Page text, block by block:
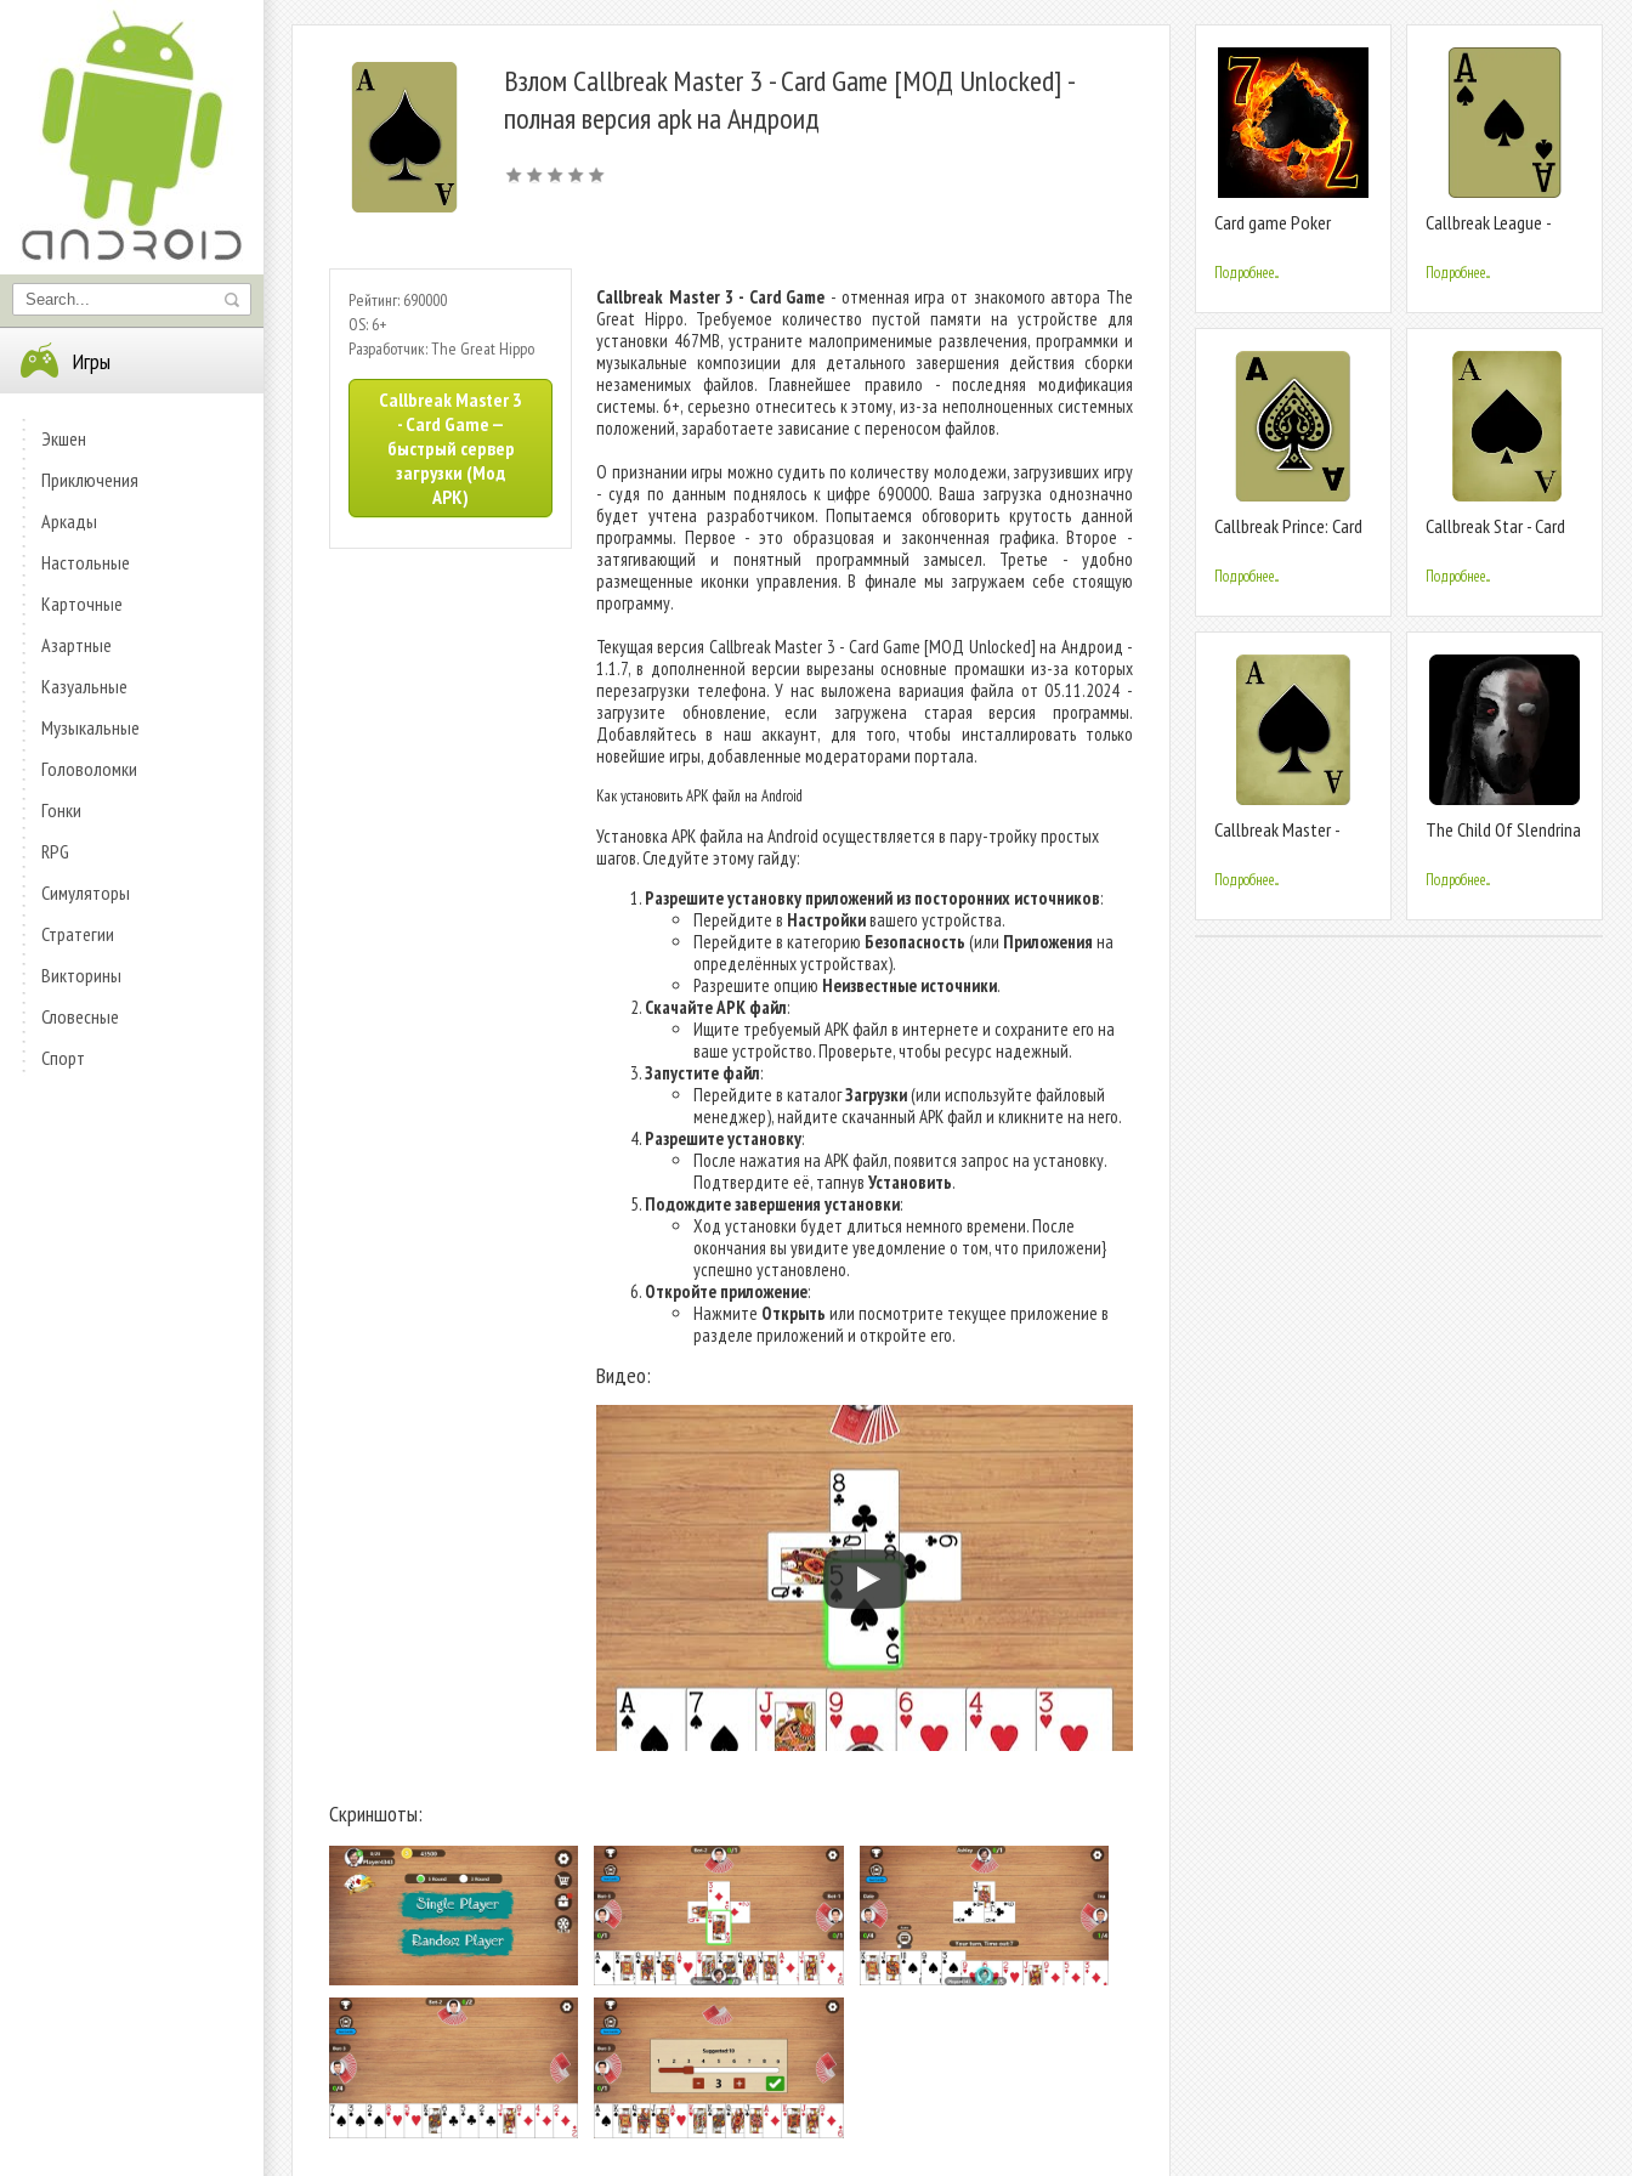
Игры
Экшен
Приключения
Аркады
Настольные
Карточные
Азартные
Казуальные
Музыкальные
Головоломки
Гонки
RPG
Симуляторы
Стратегии
Викторины
Словесные
Спорт
Взлом Callbreak Master 3 - Card Game [МОД Unlocked] -
полная версия apk на Андроид
Рейтинг: 690000
OS: 6+
Разработчик: The Great Hippo
Callbreak Master 3
- Card Game —
быстрый сервер
загрузки (Мод
APK)
Callbreak Master 3 - Card Game - отменная игра от знакомого автора The
Great Hippo. Требуемое количество пустой памяти на устройстве для
установки 467MB, устраните малоприменимые развлечения, программки и
музыкальные композиции для детального завершения действия сборки
незаменимых файлов. Главнейшее правило - последняя модификация
системы. 6+, серьезно отнеситесь к этому, из-за неполноценных системных
положений, заработаете зависание с переносом файлов.
О признании игры можно судить по количеству молодежи, загрузивших игру
- судя по данным поднялось к цифре 690000. Ваша загрузка однозначно
будет учтена разработчиком. Попытаемся обговорить крутость данной
программы. Первое - это образцовая и законченная графика. Второе -
затягивающий и понятный программный замысел. Третье - удобно
размещенные иконки управления. В финале мы загружаем себе стоящую
программу.
Текущая версия Callbreak Master 3 - Card Game [МОД Unlocked] на Андроид -
1.1.7, в дополненной версии вырезаны основные промашки из-за которых
перезагрузки телефона. У нас выложена вариация файла от 05.11.2024 -
загрузите обновление, если загружена старая версия программы.
Добавляйтесь в наш аккаунт, для того, чтобы инсталлировать только
новейшие игры, добавленные модераторами портала.
Как установить APK файл на Android
Установка APK файла на Android осуществляется в пару-тройку простых
шагов. Следуйте этому гайду:
Разрешите установку приложений из посторонних источников:
Перейдите в Настройкивашего устройства.
Перейдите в категорию Безопасность (или Приложения на
определённых устройствах).
Разрешите опцию Неизвестные источники.
Скачайте APK файл:
Ищите требуемый APK файл в интернете и сохраните его на
ваше устройство. Проверьте, чтобы ресурс надежный.
Запустите файл:
Перейдите в каталогЗагрузки(или используйте файловый
менеджер), найдите скачанный APK файл и кликните на него.
Разрешите установку:
После нажатия на APK файл, появится запрос на установку.
Подтвердите её, тапнув Установить.
Подождите завершения установки:
Ход установки будет длиться немного времени. После
окончания вы увидите уведомление о том, что приложени}
успешно установлено.
Откройте приложение:
Нажмите Открыть или посмотрите текущее приложение в
разделе приложений и откройте его.
Видео:
Скриншоты:
Card game Poker
Подробнее...
Callbreak League -
Подробнее...
Callbreak Prince: Card
Подробнее...
Callbreak Star - Card
Подробнее...
Callbreak Master -
Подробнее...
The Child Of Slendrina
Подробнее...